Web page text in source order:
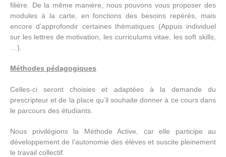
filière. De la même manière, nous pouvons vous proposer des
modules à la carte, en fonctions des besoins repérés, mais
encore d’approfondir certaines thématiques (Appuis individuel
sur les lettres de motivation, les curriculums vitae, les soft skills,
…).
Méthodes pédagogiques
Celles-ci seront choisies et adaptées à la demande du
prescripteur et de la place qu’il souhaite donner à ce cours dans
le parcours des étudiants.
Nous privilégions la Méthode Active, car elle participe au
développement de l’autonomie des élèves et suscite pleinement
le travail collectif.